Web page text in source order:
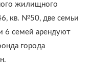
жилищного
кв. №50, две семьи
6 семей арендуют
города